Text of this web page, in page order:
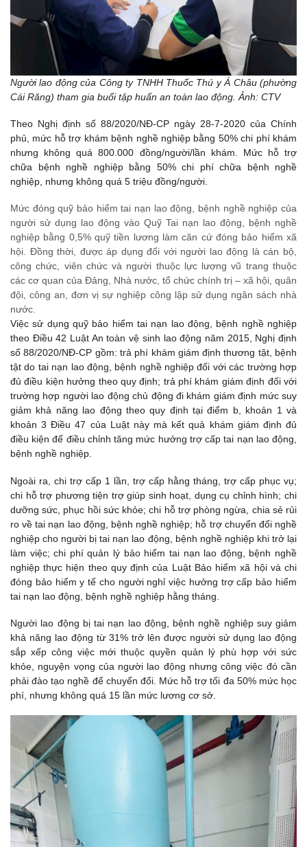
Người lao động của Công ty TNHH Thuốc Thú y Á Châu (phường
Cái Răng) tham gia buổi tập huấn an toàn lao động. Ảnh: CTV
Theo Nghị định số 88/2020/NĐ-CP ngày 28-7-2020 của Chính
phủ, mức hỗ trợ khám bệnh nghề nghiệp bằng 50% chi phí khám
nhưng không quá 800.000 đồng/người/lần khám. Mức hỗ trợ
chữa bệnh nghề nghiệp bằng 50% chi phí chữa bệnh nghề
nghiệp, nhưng không quá 5 triệu đồng/người.
Mức đóng quỹ bảo hiểm tai nạn lao động, bệnh nghề nghiệp của
người sử dụng lao động vào Quỹ Tai nạn lao động, bệnh nghề
nghiệp bằng 0,5% quỹ tiền lương làm căn cứ đóng bảo hiểm xã
hội. Đồng thời, được áp dụng đối với người lao động là cán bộ,
công chức, viên chức và người thuộc lực lượng vũ trang thuộc
các cơ quan của Đảng, Nhà nước, tổ chức chính trị – xã hội, quân
đội, công an, đơn vị sự nghiệp công lập sử dụng ngân sách nhà
nước.
Việc sử dụng quỹ bảo hiểm tai nạn lao động, bệnh nghề nghiệp
theo Điều 42 Luật An toàn vệ sinh lao động năm 2015, Nghị định
số 88/2020/NĐ-CP gồm: trả phí khám giám định thương tật, bệnh
tật do tai nạn lao động, bệnh nghề nghiệp đối với các trường hợp
đủ điều kiện hưởng theo quy định; trả phí khám giám định đối với
trường hợp người lao động chủ động đi khám giám định mức suy
giảm khả năng lao động theo quy định tại điểm b, khoản 1 và
khoản 3 Điều 47 của Luật này mà kết quả khám giám định đủ
điều kiện để điều chỉnh tăng mức hưởng trợ cấp tai nạn lao động,
bệnh nghề nghiệp.
Ngoài ra, chi trợ cấp 1 lần, trợ cấp hằng tháng, trợ cấp phục vụ;
chi hỗ trợ phương tiện trợ giúp sinh hoạt, dụng cụ chỉnh hình; chi
dưỡng sức, phục hồi sức khỏe; chi hỗ trợ phòng ngừa, chia sẻ rủi
ro về tai nạn lao động, bệnh nghề nghiệp; hỗ trợ chuyển đổi nghề
nghiệp cho người bị tai nạn lao động, bệnh nghề nghiệp khi trở lại
làm việc; chi phí quản lý bảo hiểm tai nạn lao động, bệnh nghề
nghiệp thực hiện theo quy định của Luật Bảo hiểm xã hội và chi
đóng bảo hiểm y tế cho người nghỉ việc hưởng trợ cấp bảo hiểm
tai nạn lao động, bệnh nghề nghiệp hằng tháng.
Người lao động bị tai nạn lao động, bệnh nghề nghiệp suy giảm
khả năng lao động từ 31% trở lên được người sử dụng lao động
sắp xếp công việc mới thuộc quyền quản lý phù hợp với sức
khỏe, nguyện vọng của người lao động nhưng công việc đó cần
phải đào tạo nghề để chuyển đổi. Mức hỗ trợ tối đa 50% mức học
phí, nhưng không quá 15 lần mức lương cơ sở.